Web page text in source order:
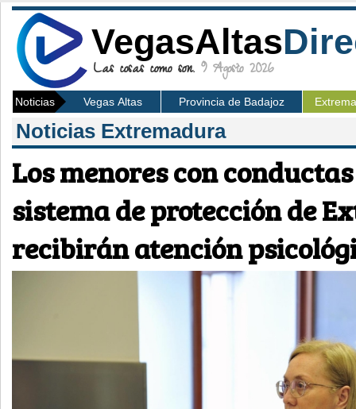
VegasAltas
Las cosas como son. 9 Agosto 2026
Noticias Vegas Altas Provincia de Badajoz
Noticias Extremadura
Los menores con
sistema de protección de
recibirán atención